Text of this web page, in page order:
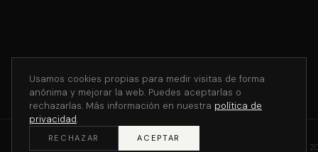
Usamos cookies propias para medir visitas de forma
anónima y mejorar la web. Puedes aceptarlas o
rechazarlas. Más información en nuestra política de
privacidad.
RECHAZAR ACEPTAR